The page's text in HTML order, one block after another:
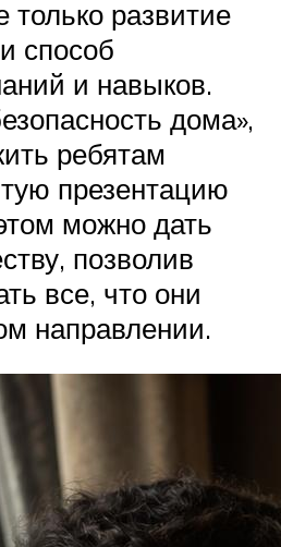
только развитие
способ
и навыков.
дома»,
ребятам
презентацию
можно дать
позволив
все, что они
направлении.